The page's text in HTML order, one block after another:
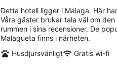
natt
Detta hotell ligger i Málaga. Här
Våra gäster brukar tala väl om
rummen i sina recensioner. De
Malagueta finns i närheten.
Husdjursvänligt
Gratis wi-fi